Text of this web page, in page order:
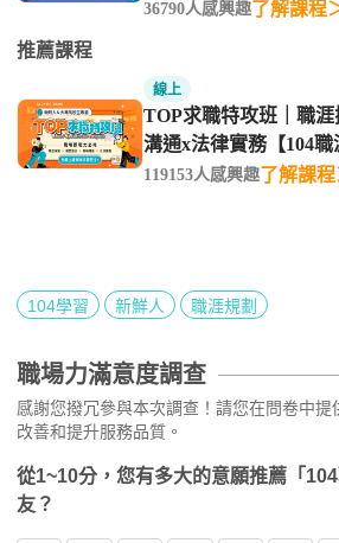
36790人感興趣了解課程
推薦課程
線上
TOP求職特攻班｜職
溝通x法律實務【104職
119153人感興趣了解課程
104學習 新鮮人 職涯規劃
職場力滿意度調查
感謝您撥冗參與本次調查！請您在問卷中提
改善和提升服務品質。
從1~10分，您有多大的意願推薦「
友？